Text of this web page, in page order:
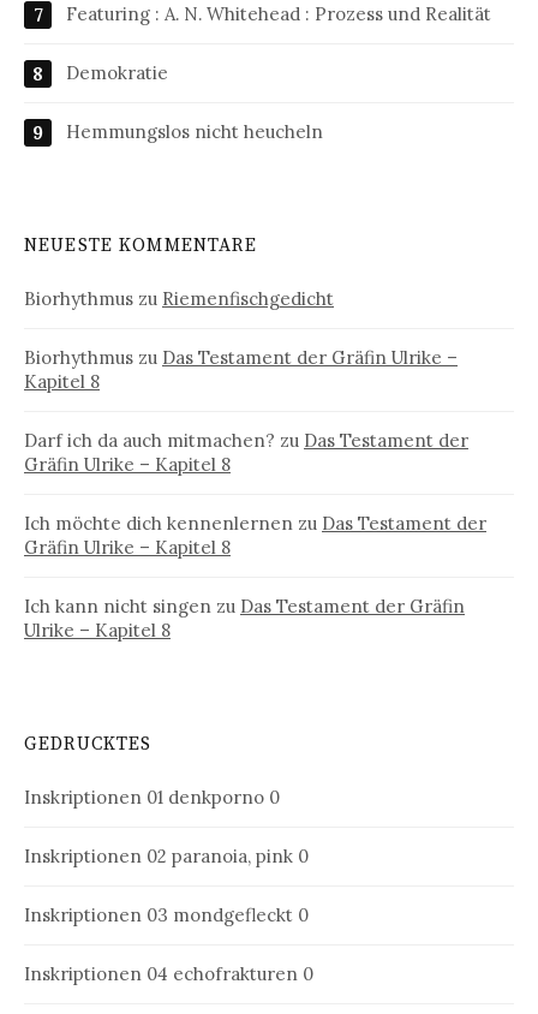
Featuring : A. N. Whitehead : Prozess und Realität
Demokratie
Hemmungslos nicht heucheln
NEUESTE KOMMENTARE
Biorhythmus zu Riemenfischgedicht
Biorhythmus zu Das Testament der Gräfin Ulrike –
Kapitel 8
Darf ich da auch mitmachen? zu Das Testament der
Gräfin Ulrike – Kapitel 8
Ich möchte dich kennenlernen zu Das Testament der
Gräfin Ulrike – Kapitel 8
Ich kann nicht singen zu Das Testament der Gräfin
Ulrike – Kapitel 8
GEDRUCKTES
Inskriptionen 01 denkporno 0
Inskriptionen 02 paranoia, pink 0
Inskriptionen 03 mondgefleckt 0
Inskriptionen 04 echofrakturen 0